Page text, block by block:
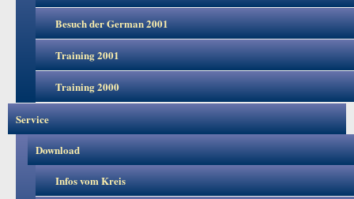
Besuch der German 2001
Training 2001
Training 2000
Service
Download
Infos vom Kreis